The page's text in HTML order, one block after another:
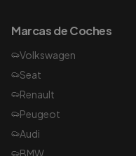
Marcas de Coches
Volkswagen
Seat
Renault
Peugeot
Audi
BMW